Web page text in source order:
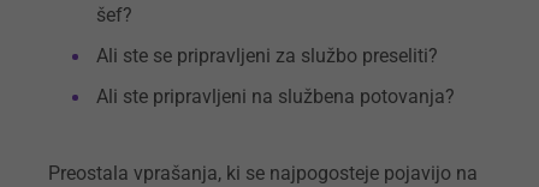
šef?
Ali ste se pripravljeni za službo preseliti?
Ali ste pripravljeni na službena potovanja?
Preostala vprašanja, ki se najpogosteje pojavijo na